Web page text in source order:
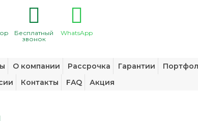
Бесплатный
звонок
WhatsApp
О компании Рассрочка Гарантии
Контакты FAQ Акция